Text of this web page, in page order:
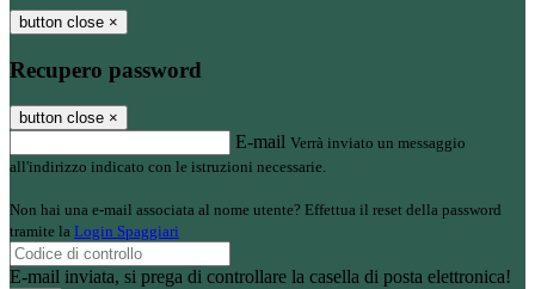
button close ×
Recupero password
button close ×
E-mail Verrà inviato un messaggio
all'indirizzo indicato con le istruzioni necessarie.
Non hai una e-mail associata al nome utente? Effettua il reset della password
tramite la Login Spaggiari
E-mail inviata, si prega di controllare la casella di posta elettronica!